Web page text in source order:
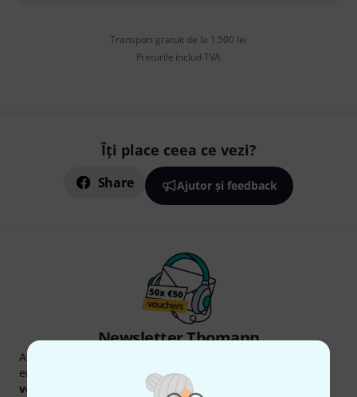
Transport gratuit de la 1.500 lei
Preturile includ TVA
Îți place ceea ce vezi?
Share Ajutor și feedback
Newsletter Thomann
Abonați-vă la buletinul informativ Thomann în limba
engleză și, cu puțin noroc, puteți câștiga unul dintre
voucherele
în valoare de 50 € fiecare!